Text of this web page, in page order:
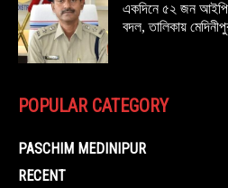
একদিনে ৫২ জন
বদল, তালিকায়
POPULAR CATEGORY
PASCHIM MEDINIPUR
RECENT